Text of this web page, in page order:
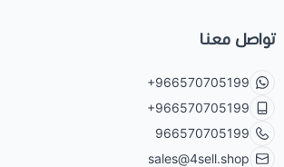
تواصل معنا
+966570705199
+966570705199
966570705199
sales@4sell.shop